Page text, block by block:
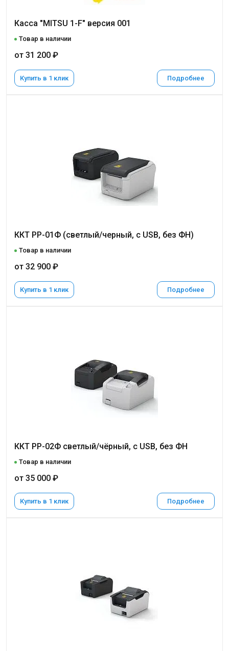
Касса "MITSU 1-F" версия 001
Товар в наличии
от 31 200 ₽
Купить в 1 клик Подробнее
ККТ РР-01Ф (светлый/черный, с USB, без ФН)
Товар в наличии
от 32 900 ₽
Купить в 1 клик Подробнее
ККТ РР-02Ф светлый/чёрный, с USB, без ФН
Товар в наличии
от 35 000 ₽
Купить в 1 клик Подробнее